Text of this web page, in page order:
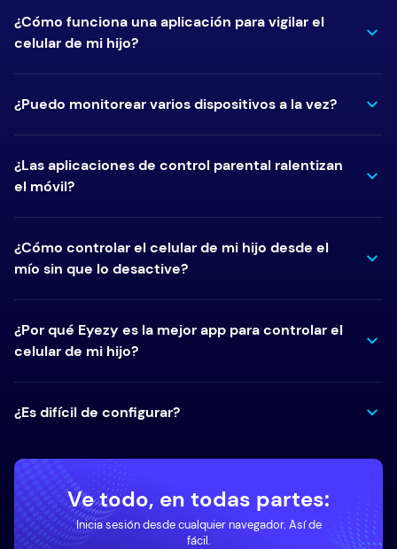
¿Cómo funciona una aplicación para vigilar el
celular de mi hijo?
¿Puedo monitorear varios dispositivos a la vez?
¿Las aplicaciones de control parental ralentizan
el móvil?
¿Cómo controlar el celular de mi hijo desde el
mío sin que lo desactive?
¿Por qué Eyezy es la mejor app para controlar el
celular de mi hijo?
¿Es difícil de configurar?
Ve todo, en todas partes:
Inicia sesión desde cualquier navegador. Así de
fácil.